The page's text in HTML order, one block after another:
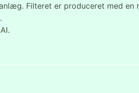
Filteret er produceret med en